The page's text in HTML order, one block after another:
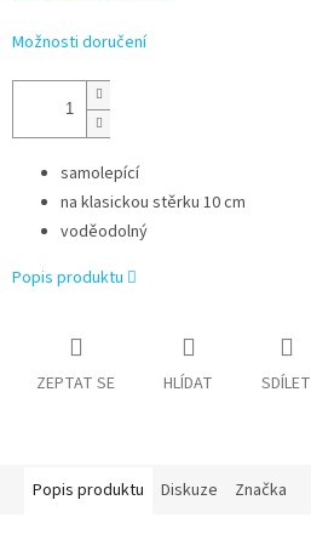
Možnosti doručení
samolepící
na klasickou stěrku 10 cm
voděodolný
Popis produktu
ZEPTAT SE HLÍDAT SDÍLET
Popis produktu Diskuze Značka